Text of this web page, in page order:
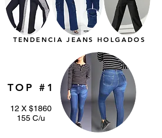
TENDENCIA JEANS HOLGADOS
12 X $1860
155 C/u
TOP #1